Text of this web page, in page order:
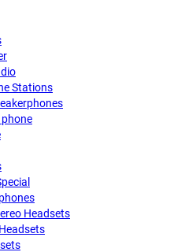
Stations
Headsets